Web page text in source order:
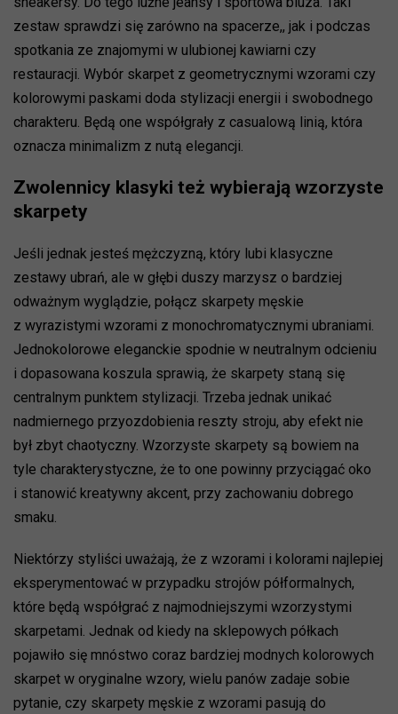
zestaw sprawdzi się zarówno na spacerze,, jak i podczas
spotkania ze znajomymi w ulubionej kawiarni czy
restauracji. Wybór skarpet z geometrycznymi wzorami czy
kolorowymi paskami doda stylizacji energii i swobodnego
charakteru. Będą one współgrały z casualową linią, która
oznacza minimalizm z nutą elegancji.
Zwolennicy klasyki też wybierają wzorzyste
skarpety
Jeśli jednak jesteś mężczyzną, który lubi klasyczne
zestawy ubrań, ale w głębi duszy marzysz o bardziej
odważnym wyglądzie, połącz skarpety męskie
z wyrazistymi wzorami z monochromatycznymi ubraniami.
Jednokolorowe eleganckie spodnie w neutralnym odcieniu
i dopasowana koszula sprawią, że skarpety staną się
centralnym punktem stylizacji. Trzeba jednak unikać
nadmiernego przyozdobienia reszty stroju, aby efekt nie
był zbyt chaotyczny. Wzorzyste skarpety są bowiem na
tyle charakterystyczne, że to one powinny przyciągać oko
i stanowić kreatywny akcent, przy zachowaniu dobrego
smaku.
Niektórzy styliści uważają, że z wzorami i kolorami najlepiej
eksperymentować w przypadku strojów półformalnych,
które będą współgrać z najmodniejszymi wzorzystymi
skarpetami. Jednak od kiedy na sklepowych półkach
pojawiło się mnóstwo coraz bardziej modnych kolorowych
skarpet w oryginalne wzory, wielu panów zadaje sobie
pytanie, czy skarpety męskie z wzorami pasują do